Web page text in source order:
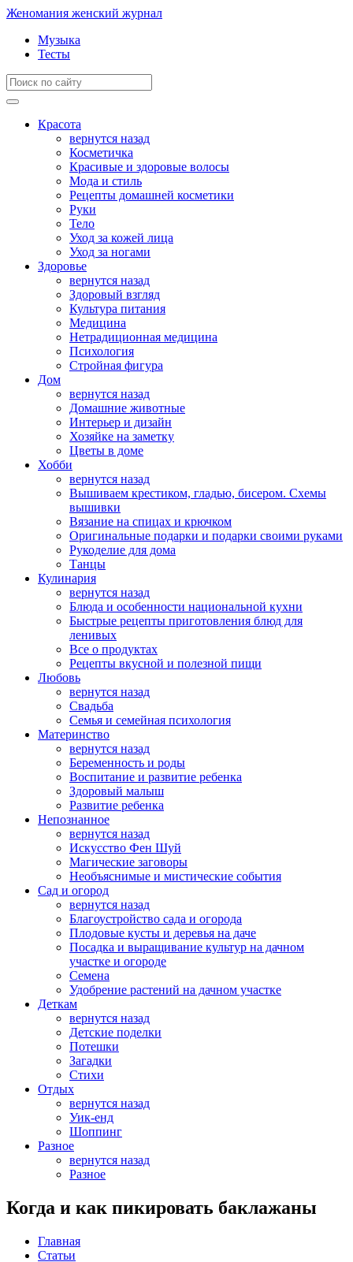
Женомания женский журнал
Музыка
Тесты
Красота
вернутся назад
Косметичка
Красивые и здоровые волосы
Мода и стиль
Рецепты домашней косметики
Руки
Тело
Уход за кожей лица
Уход за ногами
Здоровье
вернутся назад
Здоровый взгляд
Культура питания
Медицина
Нетрадиционная медицина
Психология
Стройная фигура
Дом
вернутся назад
Домашние животные
Интерьер и дизайн
Хозяйке на заметку
Цветы в доме
Хобби
вернутся назад
Вышиваем крестиком, гладью, бисером. Схемы
вышивки
Вязание на спицах и крючком
Оригинальные подарки и подарки своими руками
Рукоделие для дома
Танцы
Кулинария
вернутся назад
Блюда и особенности национальной кухни
Быстрые рецепты приготовления блюд для
ленивых
Все о продуктах
Рецепты вкусной и полезной пищи
Любовь
вернутся назад
Свадьба
Семья и семейная психология
Материнство
вернутся назад
Беременность и роды
Воспитание и развитие ребенка
Здоровый малыш
Развитие ребенка
Непознанное
вернутся назад
Искусство Фен Шуй
Магические заговоры
Необъяснимые и мистические события
Сад и огород
вернутся назад
Благоустройство сада и огорода
Плодовые кусты и деревья на даче
Посадка и выращивание культур на дачном
участке и огороде
Семена
Удобрение растений на дачном участке
Деткам
вернутся назад
Детские поделки
Потешки
Загадки
Стихи
Отдых
вернутся назад
Уик-енд
Шоппинг
Разное
вернутся назад
Разное
Когда и как пикировать баклажаны
Главная
Статьи